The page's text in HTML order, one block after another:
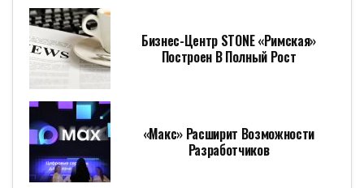
Бизнес-Центр STONE «Римская»
Построен В Полный Рост
«Макс» Расширит Возможности
Разработчиков